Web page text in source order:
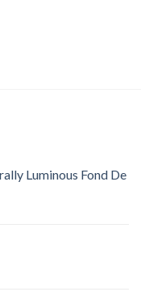
Luminous Fond De